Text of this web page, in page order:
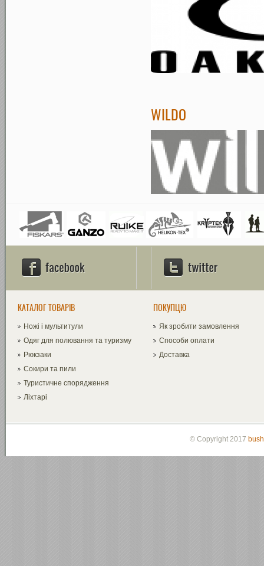
WILDO
КАТАЛОГ ТОВАРІВ
Ножі і мультитули
Одяг для полювання та туризму
Рюкзаки
Сокири та пили
Туристичне спорядження
Ліхтарі
ПОКУПЦЮ
Як зробити замовлення
Способи оплати
Доставка
© Copyright 2017